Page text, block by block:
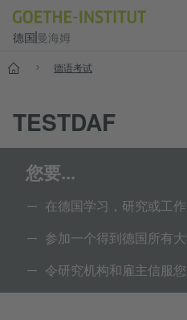
德国 曼海姆
-- 德语考试
TESTDAF
您要...
在德国学习，研究或工作
参加一个得到德国所有
令研究机构和雇主信服您